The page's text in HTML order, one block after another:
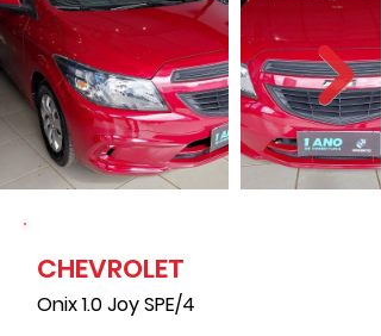
CHEVROLET
110959
Onix 1.0 Joy SPE/4